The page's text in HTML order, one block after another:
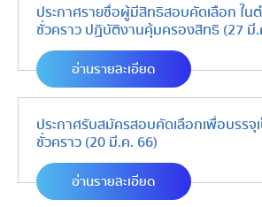
ประกาศรายชื่อผู้มีสิทธิสอบคัดเลือก ใน
ชั่วคราว ปฏิบัติงานคุ้มครองสิทธิ (27 มี
อ่านรายละเอียด
ประกาศรับสมัครสอบคัดเลือกเพื่อบรรจุ
ชั่วคราว (20 มี.ค. 66)
อ่านรายละเอียด